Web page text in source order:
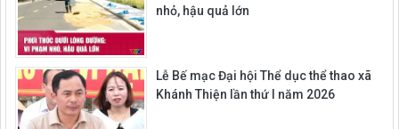
nhỏ, hậu quả lớn
Lễ Bế mạc Đại hội Thể dục thể thao xã
Khánh Thiện lần thứ I năm 2026